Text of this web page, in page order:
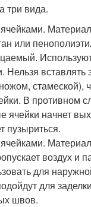
три вида.
или
Нельзя вставлять
стамеской),
В противном
ячейки начнет
пузыриться.
Материал
воздух и
для
для
швов.